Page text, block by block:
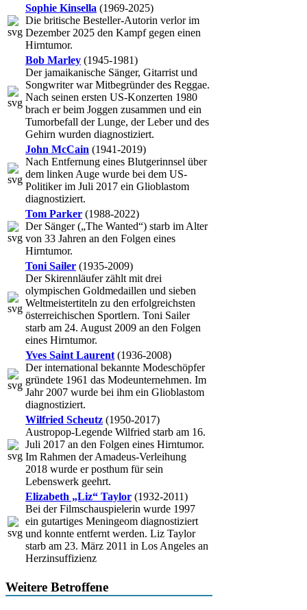
Sophie Kinsella (1969-2025)
Die britische Besteller-Autorin verlor im
Dezember 2025 den Kampf gegen einen
Hirntumor.
Bob Marley (1945-1981)
Der jamaikanische Sänger, Gitarrist und
Songwriter war Mitbegründer des Reggae.
Nach seinen ersten US-Konzerten 1980
brach er beim Joggen zusammen und ein
Tumorbefall der Lunge, der Leber und des
Gehirn wurden diagnostiziert.
John McCain (1941-2019)
Nach Entfernung eines Blutgerinnsel über
dem linken Auge wurde bei dem US-
Politiker im Juli 2017 ein Glioblastom
diagnostiziert.
Tom Parker (1988-2022)
Der Sänger („The Wanted“) starb im Alter
von 33 Jahren an den Folgen eines
Hirntumor.
Toni Sailer (1935-2009)
Der Skirennläufer zählt mit drei
olympischen Goldmedaillen und sieben
Weltmeistertiteln zu den erfolgreichsten
österreichischen Sportlern. Toni Sailer
starb am 24. August 2009 an den Folgen
eines Hirntumor.
Yves Saint Laurent (1936-2008)
Der international bekannte Modeschöpfer
gründete 1961 das Modeunternehmen. Im
Jahr 2007 wurde bei ihm ein Glioblastom
diagnostiziert.
Wilfried Scheutz (1950-2017)
Austropop-Legende Wilfried starb am 16.
Juli 2017 an den Folgen eines Hirntumor.
Im Rahmen der Amadeus-Verleihung
2018 wurde er posthum für sein
Lebenswerk geehrt.
Elizabeth „Liz“ Taylor (1932-2011)
Bei der Filmschauspielerin wurde 1997
ein gutartiges Meningeom diagnostiziert
und konnte entfernt werden. Liz Taylor
starb am 23. März 2011 in Los Angeles an
Herzinsuffizienz
Weitere Betroffene